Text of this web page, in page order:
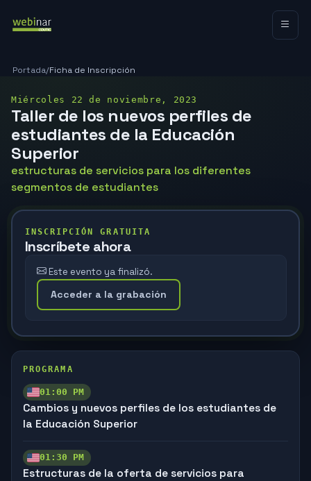
Portada/Ficha de Inscripción
Miércoles 22 de noviembre, 2023
Taller de los nuevos perfiles de
estudiantes de la Educación
Superior
estructuras de servicios para los diferentes
segmentos de estudiantes
INSCRIPCIÓN GRATUITA
Inscríbete ahora
Este evento ya finalizó.
Acceder a la grabación
PROGRAMA
01:00 PM
Cambios y nuevos perfiles de los estudiantes de
la Educación Superior
01:30 PM
Estructuras de la oferta de servicios para